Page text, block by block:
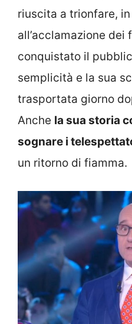
riuscita a trionfare,
all’acclamazione dei
conquistato il
semplicità e la sua
trasportata giorno
Anche la sua storia
sognare i
un ritorno di fiamma.